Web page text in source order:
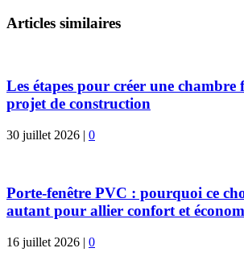
Articles similaires
Les étapes pour créer une chambre
projet de construction
30 juillet 2026 | 0
Porte-fenêtre PVC : pourquoi ce
autant pour allier confort et
16 juillet 2026 | 0